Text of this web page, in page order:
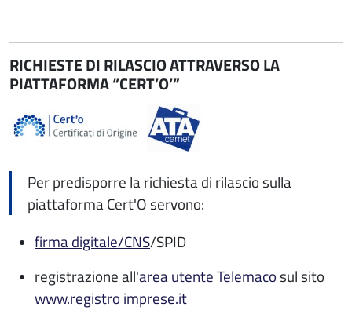
RICHIESTE DI RILASCIO ATTRAVERSO LA
PIATTAFORMA “CERT’O’”
Per predisporre la richiesta di rilascio sulla
piattaforma Cert'O servono:
firma digitale/CNS/SPID
registrazione all'area utente Telemaco sul sito
www.registro imprese.it